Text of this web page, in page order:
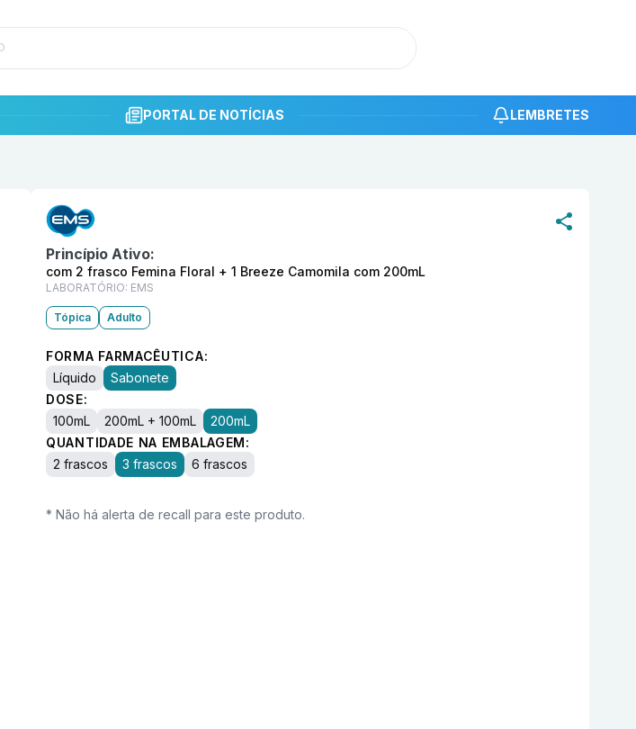
PORTAL DE NOTÍCIAS LEMBRETES
Princípio Ativo:
com 2 frasco Femina Floral + 1 Breeze Camomila com 200mL
LABORATÓRIO: EMS
Tópica Adulto
FORMA FARMACÊUTICA:
Líquido
Sabonete
DOSE:
100mL
200mL + 100mL
200mL
QUANTIDADE NA EMBALAGEM:
2 frascos
3 frascos 6 frascos
* Não há alerta de recall para este produto.